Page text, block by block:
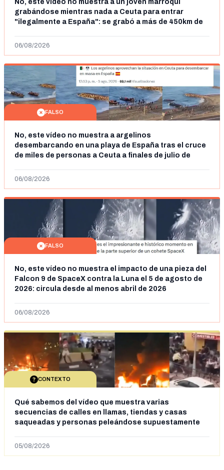
No, este vídeo no muestra a un joven marroquí
grabándose mientras nada a Ceuta para entrar
"ilegalmente a España": se grabó a más de 450km de
06/08/2026
FALSO
No, este vídeo no muestra a argelinos
desembarcando en una playa de España tras el cruce
de miles de personas a Ceuta a finales de julio de
06/08/2026
FALSO
No, este vídeo no muestra el impacto de una pieza del
Falcon 9 de SpaceX contra la Luna el 5 de agosto de
2026: circula desde al menos abril de 2026
06/08/2026
CONTEXTO
Qué sabemos del vídeo que muestra varias
secuencias de calles en llamas, tiendas y casas
saqueadas y personas peleándose supuestamente
situación irregular a Ceuta
05/08/2026